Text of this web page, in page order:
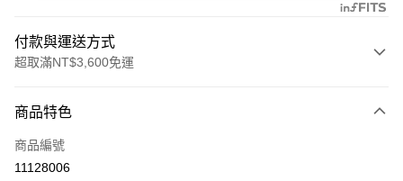
付款與運送方式
超取滿NT$3,600免運
信用卡一次付款
信用卡分期付款
商品特色
商品編號
11128006